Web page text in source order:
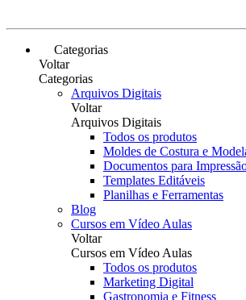
Categorias
Voltar
Categorias
Arquivos Digitais
Voltar
Arquivos Digitais
Todos os produtos
Moldes de Costura e
Documentos para
Templates Editáveis
Planilhas e Ferramentas
Blog
Cursos em Vídeo Aulas
Voltar
Cursos em Vídeo Aulas
Todos os produtos
Marketing Digital
Gastronomia e Fitness